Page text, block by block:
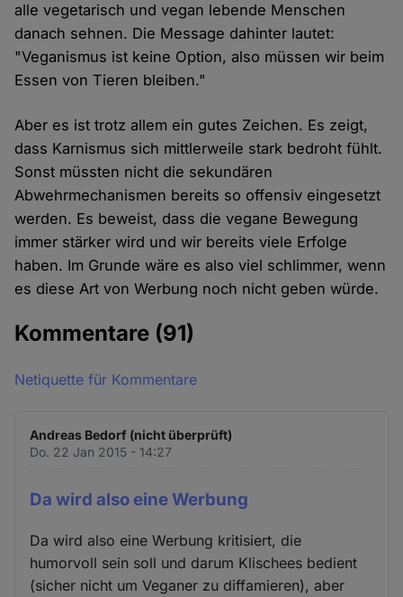
alle vegetarisch und vegan lebende Menschen
danach sehnen. Die Message dahinter lautet:
"Veganismus ist keine Option, also müssen wir beim
Essen von Tieren bleiben."
Aber es ist trotz allem ein gutes Zeichen. Es zeigt,
dass Karnismus sich mittlerweile stark bedroht fühlt.
Sonst müssten nicht die sekundären
Abwehrmechanismen bereits so offensiv eingesetzt
werden. Es beweist, dass die vegane Bewegung
immer stärker wird und wir bereits viele Erfolge
haben. Im Grunde wäre es also viel schlimmer, wenn
es diese Art von Werbung noch nicht geben würde.
Kommentare (91)
Netiquette für Kommentare
Andreas Bedorf (nicht überprüft)
Do. 22 Jan 2015 - 14:27
Da wird also eine Werbung
Da wird also eine Werbung kritisiert, die
humorvoll sein soll und darum Klischees bedient
(sicher nicht um Veganer zu diffamieren), aber